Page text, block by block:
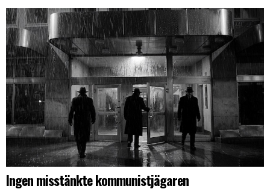
Ingen misstänkte kommunistjägaren